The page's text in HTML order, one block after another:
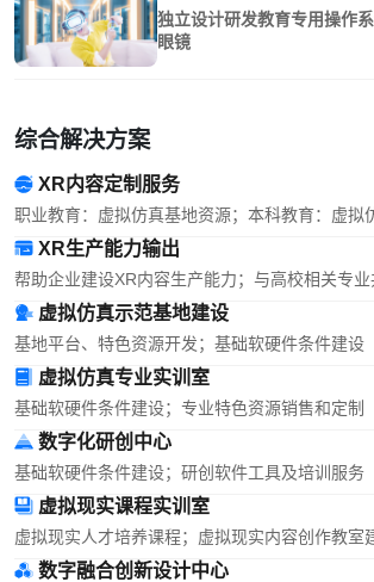
独立设计研发教育专用操作
眼镜
综合解决方案
XR内容定制服务
职业教育：虚拟仿真基地资源；本科教育：虚拟
XR生产能力输出
帮助企业建设XR内容生产能力；与高校相关专
虚拟仿真示范基地建设
基地平台、特色资源开发；基础软硬件条件建设
虚拟仿真专业实训室
基础软硬件条件建设；专业特色资源销售和定制
数字化研创中心
基础软硬件条件建设；研创软件工具及培训服务
虚拟现实课程实训室
虚拟现实人才培养课程；虚拟现实内容创作教室
数字融合创新设计中心